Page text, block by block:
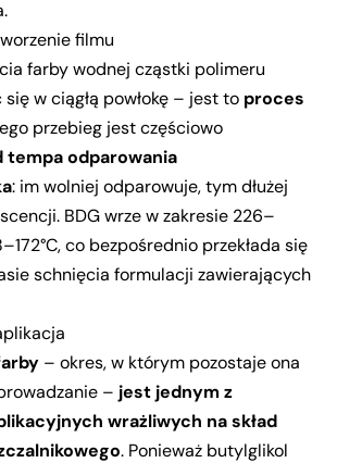
filmu
farby wodnej cząstki polimeru
się w ciągłą powłokę – jest to proces
przebieg jest częściowo
tempa odparowania
: im wolniej odparowuje, tym dłużej
BDG wrze w zakresie 226–
co bezpośrednio przekłada się
schnięcia formulacji zawierających
– okres, w którym pozostaje ona
– jest jednym z
wrażliwych na skład
. Ponieważ butylglikol